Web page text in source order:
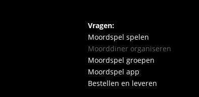
Vragen:
Moordspel spelen
Moorddiner organiseren
Moordspel groepen
Moordspel app
Bestellen en leveren